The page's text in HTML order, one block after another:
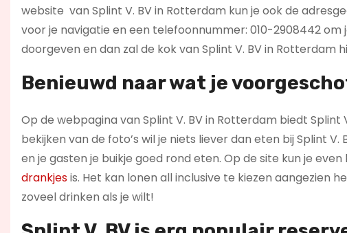
website van Splint V. BV in Rotterdam kun je ook de
voor je navigatie en een telefoonnummer: 010-2908442
doorgeven en dan zal de kok van Splint V. BV in Rotterdam
Benieuwd naar wat je
Op de webpagina van Splint V. BV in Rotterdam biedt
bekijken van de foto’s wil je niets liever dan eten bij Splint
en je gasten je buikje goed rond eten. Op de site kun je
drankjesis. Het kan lonen all inclusive te kiezen aangezien
zoveel drinken als je wilt!